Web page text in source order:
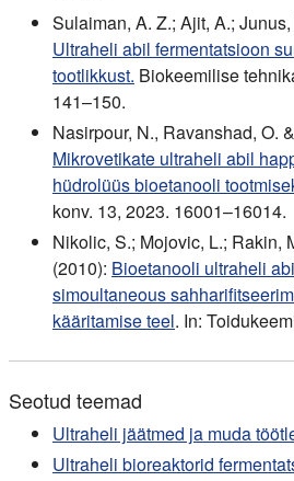
Sulaiman, A. Z.; Ajit, A.;
Ultraheli abil fermentatsioon
tootlikkust. Biokeemilise
141–150.
Nasirpour, N., Ravanshad, O.
Mikrovetikate ultraheli abil
hüdrolüüs bioetanooli
konv. 13, 2023. 16001–16014.
Nikolic, S.; Mojovic, L.; Rakin,
(2010): Bioetanooli ultraheli
simoultaneous
kääritamise teel. In:
Seotud teemad
Ultraheli jäätmed ja muda
Ultraheli bioreaktorid